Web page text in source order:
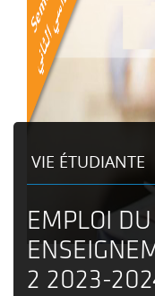
VIE ÉTUDIANTE
EMPLOI
2 2023-